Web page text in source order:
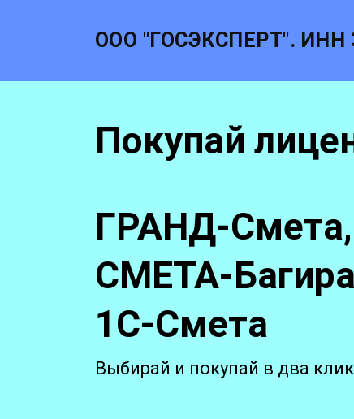
ООО "ГОСЭКСПЕРТ". ИНН
Покупай
ГРАНД-
СМЕТА-
1С-Смета
Выбирай и покупай в два